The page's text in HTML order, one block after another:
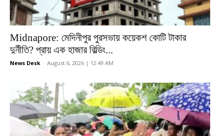
Midnapore: মেদিনীপুর পুরসভায় কয়েকশ কোটি টাকার
দুর্নীতি? প্রায় এক হাজার বিল্ডিং...
News Desk - August 6, 2026 | 12:49 AM